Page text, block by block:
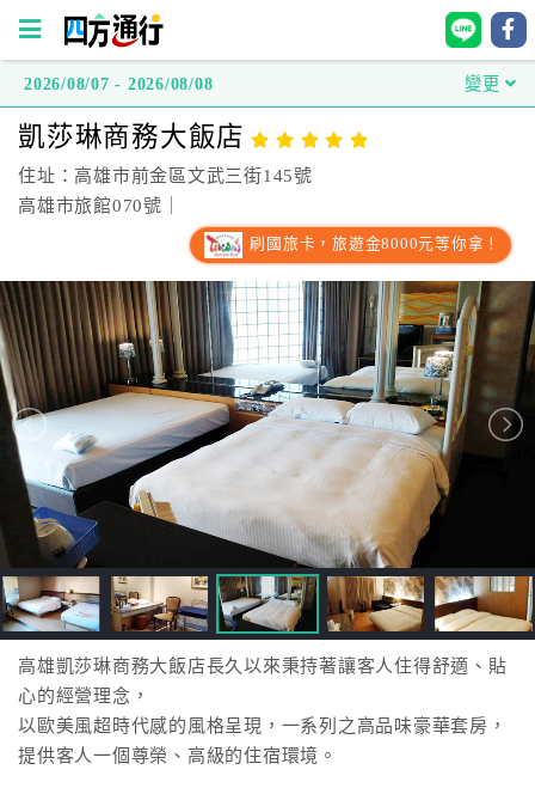
方
通
行
台
灣
訂
房
直
接
跟
飯
店
訂
房
HOT
2026/08/07 - 2026/08/08 變更
凱莎琳商務大飯店
住址：高雄市前金區文武三街145號
高雄市旅館070號｜
刷國旅卡，旅遊金8000元等你拿！
高雄凱莎琳商務大飯店長久以來秉持著讓客人住得舒適、貼
心的經營理念，
以歐美風超時代感的風格呈現，一系列之高品味豪華套房，
提供客人一個尊榮、高級的住宿環境。